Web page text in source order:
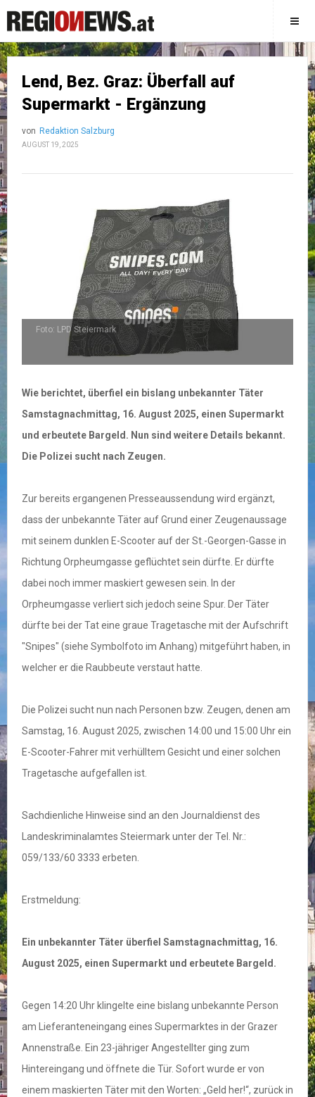
Lend, Bez. Graz: Überfall auf
Supermarkt - Ergänzung
von Redaktion Salzburg
AUGUST 19, 2025
Foto: LPD Steiermark
Wie berichtet, überfiel ein bislang unbekannter Täter
Samstagnachmittag, 16. August 2025, einen Supermarkt
und erbeutete Bargeld. Nun sind weitere Details bekannt.
Die Polizei sucht nach Zeugen.
Zur bereits ergangenen Presseaussendung wird ergänzt,
dass der unbekannte Täter auf Grund einer Zeugenaussage
mit seinem dunklen E-Scooter auf der St.-Georgen-Gasse in
Richtung Orpheumgasse geflüchtet sein dürfte. Er dürfte
dabei noch immer maskiert gewesen sein. In der
Orpheumgasse verliert sich jedoch seine Spur. Der Täter
dürfte bei der Tat eine graue Tragetasche mit der Aufschrift
"Snipes" (siehe Symbolfoto im Anhang) mitgeführt haben, in
welcher er die Raubbeute verstaut hatte.
Die Polizei sucht nun nach Personen bzw. Zeugen, denen am
Samstag, 16. August 2025, zwischen 14:00 und 15:00 Uhr ein
E-Scooter-Fahrer mit verhülltem Gesicht und einer solchen
Tragetasche aufgefallen ist.
Sachdienliche Hinweise sind an den Journaldienst des
Landeskriminalamtes Steiermark unter der Tel. Nr.:
059/133/60 3333 erbeten.
Erstmeldung:
Ein unbekannter Täter überfiel Samstagnachmittag, 16.
August 2025, einen Supermarkt und erbeutete Bargeld.
Gegen 14:20 Uhr klingelte eine bislang unbekannte Person
am Lieferanteneingang eines Supermarktes in der Grazer
Annenstraße. Ein 23-jähriger Angestellter ging zum
Hintereingang und öffnete die Tür. Sofort wurde er von
einem maskierten Täter mit den Worten: „Geld her!“, zurück in